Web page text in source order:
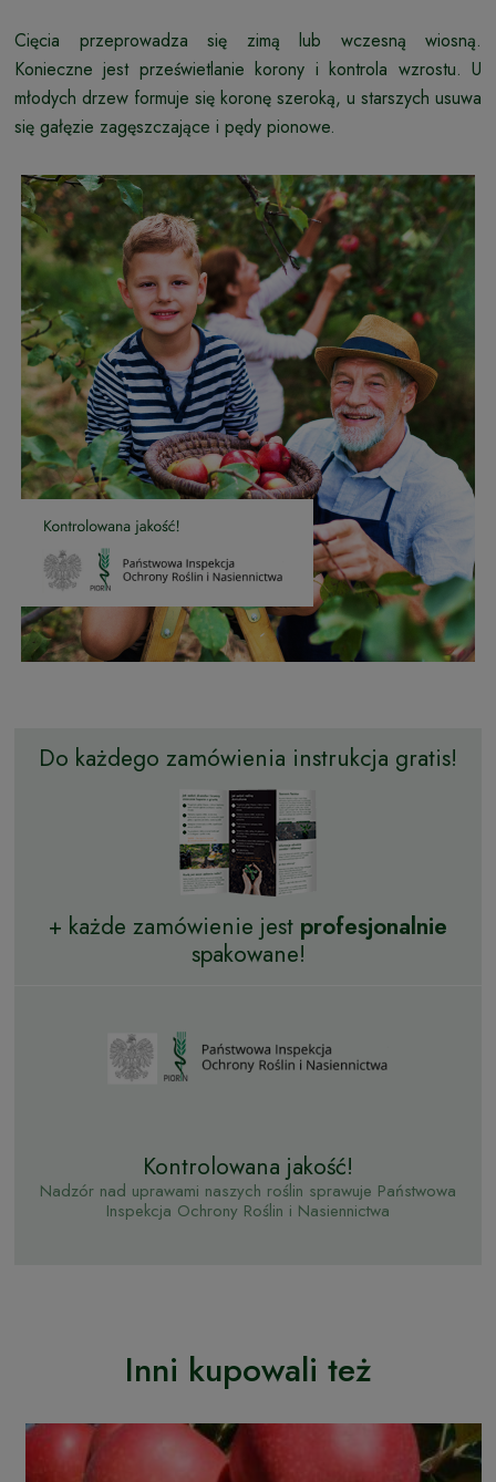
Cięcia przeprowadza się zimą lub wczesną wiosną.
Konieczne jest prześwietlanie korony i kontrola wzrostu. U
młodych drzew formuje się koronę szeroką, u starszych usuwa
się gałęzie zagęszczające i pędy pionowe.
Do każdego zamówienia instrukcja gratis!
+ każde zamówienie jest profesjonalnie
spakowane!
Kontrolowana jakość!
Nadzór nad uprawami naszych roślin sprawuje Państwowa
Inspekcja Ochrony Roślin i Nasiennictwa
Inni kupowali też